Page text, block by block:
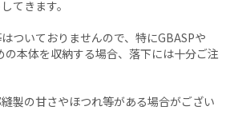
てきます。
ついておりませんので、特にGBASPや
の本体を収納する場合、落下には十分ご注
製の甘さやほつれ等がある場合がござい